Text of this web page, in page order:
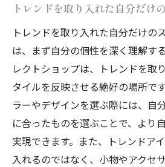
トレンドを取り入れた自分だけ
トレンドを取り入れた自分だけの
は、まず自分の個性を深く理解す
レクトショップは、トレンドを取
タイルを反映させる絶好の場所で
ラーやデザインを選ぶ際には、自
に合ったものを選ぶことで、より
実現できます。また、トレンドア
入れるのではなく、小物やアクセ